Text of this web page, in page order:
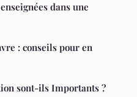
dans une
: conseils pour en
sont-ils Importants ?